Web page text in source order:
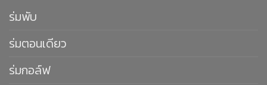
ร่มพับ
ร่มตอนเดียว
ร่มกอล์ฟ